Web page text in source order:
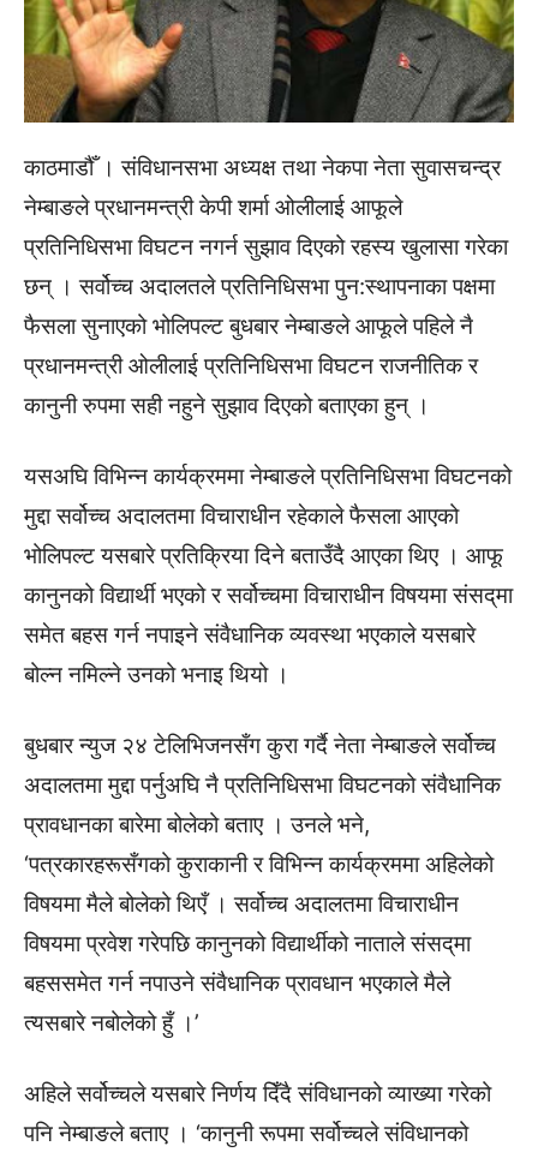
काठमाडौँ । संविधानसभा अध्यक्ष तथा नेकपा नेता सुवासचन्द्र
नेम्बाङले प्रधानमन्त्री केपी शर्मा ओलीलाई आफूले
प्रतिनिधिसभा विघटन नगर्न सुझाव दिएको रहस्य खुलासा गरेका
छन् । सर्वोच्च अदालतले प्रतिनिधिसभा पुन:स्थापनाका पक्षमा
फैसला सुनाएको भोलिपल्ट बुधबार नेम्बाङले आफूले पहिले नै
प्रधानमन्त्री ओलीलाई प्रतिनिधिसभा विघटन राजनीतिक र
कानुनी रुपमा सही नहुने सुझाव दिएको बताएका हुन् ।
यसअघि विभिन्न कार्यक्रममा नेम्बाङले प्रतिनिधिसभा विघटनको
मुद्दा सर्वोच्च अदालतमा विचाराधीन रहेकाले फैसला आएको
भोलिपल्ट यसबारे प्रतिक्रिया दिने बताउँदै आएका थिए । आफू
कानुनको विद्यार्थी भएको र सर्वोच्चमा विचाराधीन विषयमा संसद्‌मा
समेत बहस गर्न नपाइने संवैधानिक व्यवस्था भएकाले यसबारे
बोल्न नमिल्ने उनको भनाइ थियो ।
बुधबार न्युज २४ टेलिभिजनसँग कुरा गर्दै नेता नेम्बाङले सर्वोच्च
अदालतमा मुद्दा पर्नुअघि नै प्रतिनिधिसभा विघटनको संवैधानिक
प्रावधानका बारेमा बोलेको बताए । उनले भने,
‘पत्रकारहरूसँगको कुराकानी र विभिन्न कार्यक्रममा अहिलेको
विषयमा मैले बोलेको थिएँ । सर्वोच्च अदालतमा विचाराधीन
विषयमा प्रवेश गरेपछि कानुनको विद्यार्थीको नाताले संसद्‌मा
बहससमेत गर्न नपाउने संवैधानिक प्रावधान भएकाले मैले
त्यसबारे नबोलेको हुँ ।’
अहिले सर्वोच्चले यसबारे निर्णय दिँदै संविधानको व्याख्या गरेको
पनि नेम्बाङले बताए । ‘कानुनी रूपमा सर्वोच्चले संविधानको